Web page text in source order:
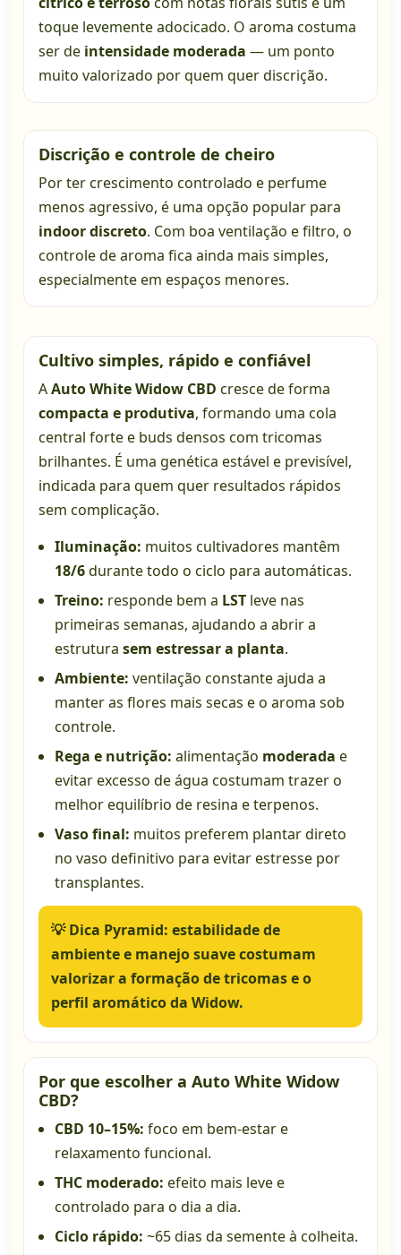
toque levemente adocicado. O aroma costuma
ser de intensidade moderada — um ponto
muito valorizado por quem quer discrição.
Discrição e controle de cheiro
Por ter crescimento controlado e perfume
menos agressivo, é uma opção popular para
indoor discreto. Com boa ventilação e filtro, o
controle de aroma fica ainda mais simples,
especialmente em espaços menores.
Cultivo simples, rápido e confiável
AAuto White Widow CBD cresce de forma
compacta e produtiva, formando uma cola
central forte e buds densos com tricomas
brilhantes. É uma genética estável e previsível,
indicada para quem quer resultados rápidos
sem complicação.
Iluminação: muitos cultivadores mantêm
18/6durante todo o ciclo para automáticas.
Treino: responde bem a LST leve nas
primeiras semanas, ajudando a abrir a
estrutura sem estressar a planta.
Ambiente: ventilação constante ajuda a
manter as flores mais secas e o aroma sob
controle.
Rega e nutrição: alimentação moderada e
evitar excesso de água costumam trazer o
melhor equilíbrio de resina e terpenos.
Vaso final: muitos preferem plantar direto
no vaso definitivo para evitar estresse por
transplantes.
💡Dica Pyramid: estabilidade de
ambiente e manejo suave costumam
valorizar a formação de tricomas e o
perfil aromático da Widow.
Por que escolher a Auto White Widow
CBD?
CBD 10–15%: foco em bem-estar e
relaxamento funcional.
THC moderado: efeito mais leve e
controlado para o dia a dia.
Ciclo rápido: ~65 dias da semente à colheita.